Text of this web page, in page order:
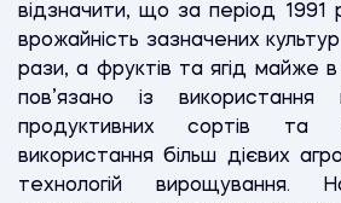
відзначити, що за період 1991
врожайність зазначених
рази, а фруктів та ягід майже
пов’язано із
продуктивних сортів та
використання більш дієвих
технологій